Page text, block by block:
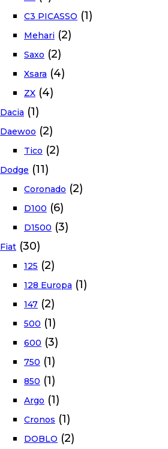
C3 PICASSO (1)
Mehari (2)
Saxo (2)
Xsara (4)
ZX (4)
Dacia (1)
Daewoo (2)
Tico (2)
Dodge (11)
Coronado (2)
D100 (6)
D1500 (3)
Fiat (30)
125 (2)
128 Europa (1)
147 (2)
500 (1)
600 (3)
750 (1)
850 (1)
Argo (1)
Cronos (1)
DOBLO (2)